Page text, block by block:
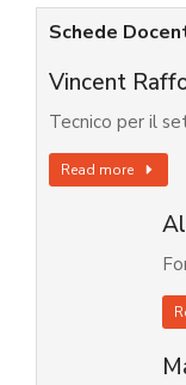
Schede
Vincent
Tecnico per il
Read more